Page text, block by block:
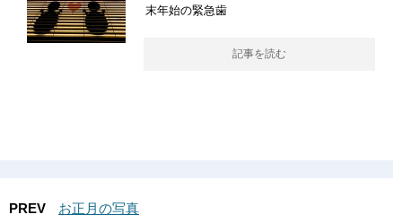
末年始の緊急歯
記事を読む
PREV
お正月の写真